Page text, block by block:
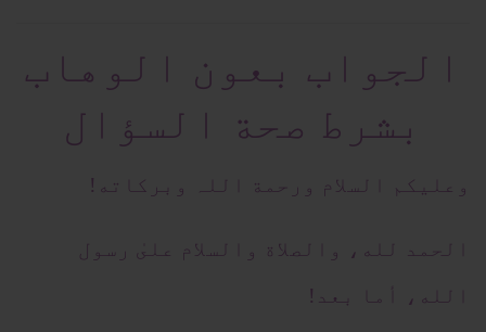
الجواب بعون الوهاب
بشرط صحة السؤال
وعلیکم السلام ورحمة اللہ وبرکاته!
الحمد لله، والصلاة والسلام علىٰ رسول
الله، أما بعد!